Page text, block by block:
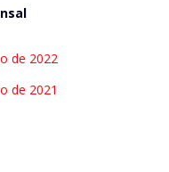
de 2022
de 2021